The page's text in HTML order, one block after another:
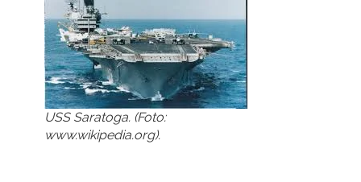
USS Saratoga. (Foto:
www.wikipedia.org).